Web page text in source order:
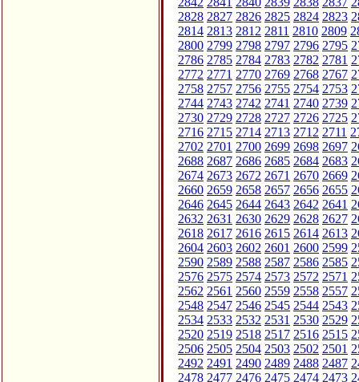
2828 2827 2826 2825 2824 2823
2814 2813 2812 2811 2810 2809
2800 2799 2798 2797 2796 2795
2786 2785 2784 2783 2782 2781
2772 2771 2770 2769 2768 2767
2758 2757 2756 2755 2754 2753
2744 2743 2742 2741 2740 2739
2730 2729 2728 2727 2726 2725
2716 2715 2714 2713 2712 2711
2702 2701 2700 2699 2698 2697
2688 2687 2686 2685 2684 2683
2674 2673 2672 2671 2670 2669
2660 2659 2658 2657 2656 2655
2646 2645 2644 2643 2642 2641
2632 2631 2630 2629 2628 2627
2618 2617 2616 2615 2614 2613
2604 2603 2602 2601 2600 2599
2590 2589 2588 2587 2586 2585
2576 2575 2574 2573 2572 2571
2562 2561 2560 2559 2558 2557
2548 2547 2546 2545 2544 2543
2534 2533 2532 2531 2530 2529
2520 2519 2518 2517 2516 2515
2506 2505 2504 2503 2502 2501
2492 2491 2490 2489 2488 2487
2478 2477 2476 2475 2474 2473